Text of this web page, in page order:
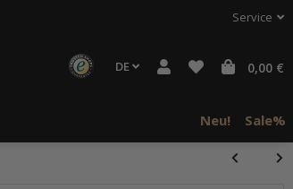
Service
DE 0,00 €
Neu! Sale%